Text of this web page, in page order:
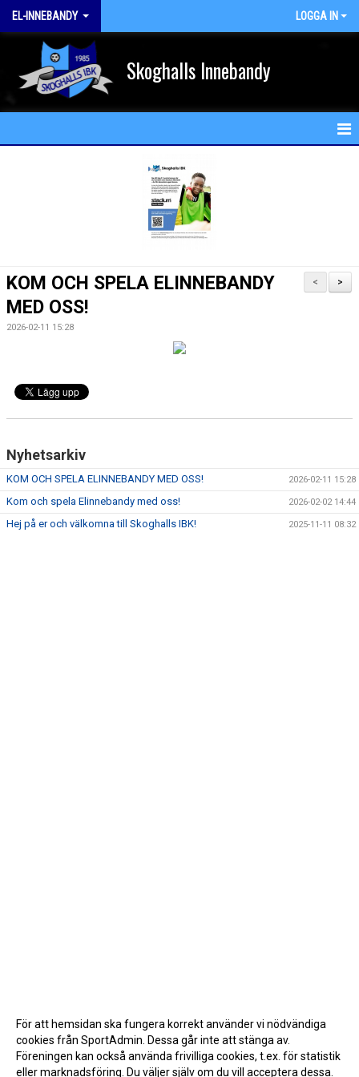
EL-INNEBANDY LOGGA IN
Skoghalls Innebandy
TRUPPEN
BILDGALLERI
KONTAKT
>
<
KOM OCH SPELA ELINNEBANDY
MED OSS!
2026-02-11 15:28
Nyhetsarkiv
KOM OCH SPELA ELINNEBANDY MED OSS! 2026-02-11 15:28
Kom och spela Elinnebandy med oss! 2026-02-02 14:44
Hej på er och välkomna till Skoghalls IBK! 2025-11-11 08:32
För att hemsidan ska fungera korrekt använder vi nödvändiga
cookies från SportAdmin. Dessa går inte att stänga av.
Föreningen kan också använda frivilliga cookies, t.ex. för statistik
eller marknadsföring. Du väljer själv om du vill acceptera dessa.